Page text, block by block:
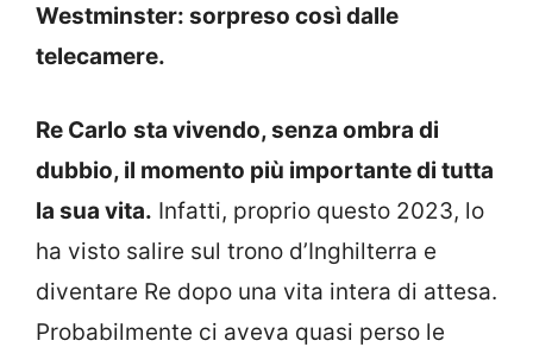
Westminster: sorpreso così dalle
telecamere.
Re Carlo sta vivendo, senza ombra di
dubbio, il momento più importante di tutta
la sua vita. Infatti, proprio questo 2023, lo
ha visto salire sul trono d’Inghilterra e
diventare Re dopo una vita intera di attesa.
Probabilmente ci aveva quasi perso le